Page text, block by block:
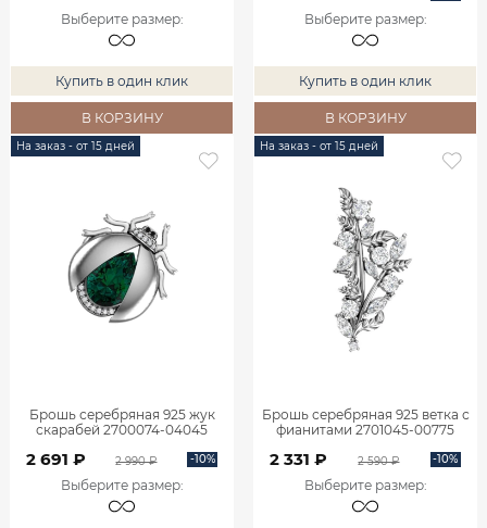
Выберите размер:
Купить в один клик
В КОРЗИНУ
Выберите размер:
Купить в один клик
В КОРЗИНУ
На заказ - от 15 дней
Брошь серебряная 925 жук
скарабей 2700074-04045
2 691 ₽ 2 990 ₽ -10%
Выберите размер:
На заказ - от 15 дней
Брошь серебряная 925 ветка с
фианитами 2701045-00775
2 331 ₽ 2 590 ₽ -10%
Выберите размер: